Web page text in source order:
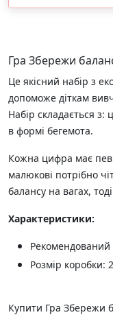
Гра Збережи
Це якісний набір з
допоможе діткам
Набір складається
в формі бегемота.
Кожна цифра має
малюкові потрібно
балансу на вагах,
Характеристики:
Рекомендований
Розмір коробки:
Купити Гра Збережи